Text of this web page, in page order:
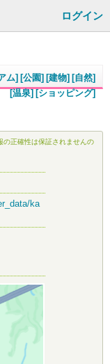
ログイン
[自然]
[建物]
[公園]
ム]
[ショッピング]
[温泉]
の正確性は保証されませんの
ka